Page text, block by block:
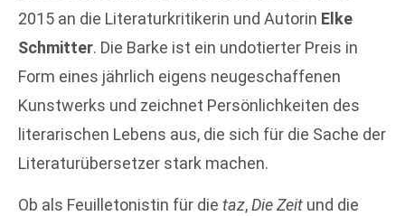
2015 an die Literaturkritikerin und Autorin Elke
Schmitter. Die Barke ist ein undotierter Preis in
Form eines jährlich eigens neugeschaffenen
Kunstwerks und zeichnet Persönlichkeiten des
literarischen Lebens aus, die sich für die Sache der
Literaturübersetzer stark machen.
Ob als Feuilletonistin für die taz,Die Zeit und die